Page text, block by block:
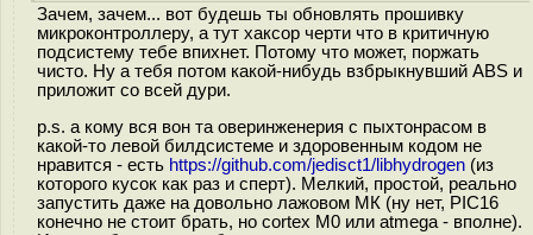
Зачем, зачем... вот будешь ты обновлять прошивку
микроконтроллеру, а тут хаксор черти что в критичную
подсистему тебе впихнет. Потому что может, поржать
чисто. Ну а тебя потом какой-нибудь взбрыкнувший ABS и
приложит со всей дури.
p.s. а кому вся вон та оверинженерия с пыхтонрасом в
какой-то левой билдсистеме и здоровенным кодом не
нравится - есть https://github.com/jedisct1/libhydrogen (из
которого кусок как раз и сперт). Мелкий, простой, реально
запустить даже на довольно лажовом МК (ну нет, PIC16
конечно не стоит брать, но cortex M0 или atmega - вполне).